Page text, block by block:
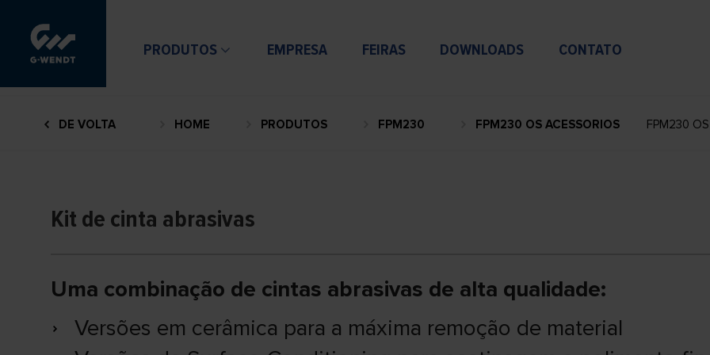
PRODUTOS EMPRESA FEIRAS DOWNLOADS CONTATO
DE VOLTA HOME PRODUTOS FPM230 FPM230 OS ACESSORIOS FPM230
Kit de cinta abrasivas
Uma combinação de cintas abrasivas de alta qualidade:
Versões em cerâmica para a máxima remoção de material